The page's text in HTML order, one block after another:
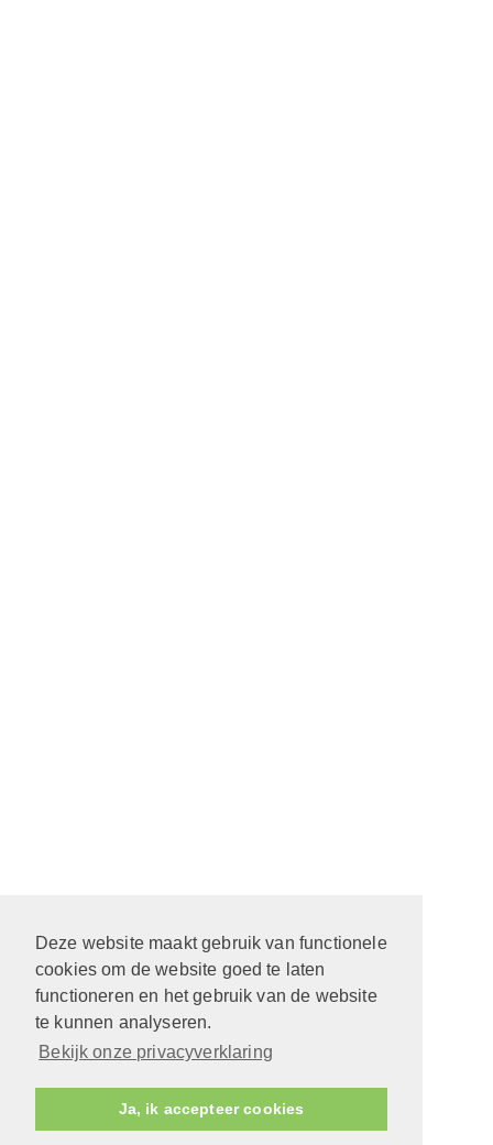
Deze website maakt gebruik van functionele
cookies om de website goed te laten
functioneren en het gebruik van de website
te kunnen analyseren.
Bekijk onze privacyverklaring
Ja, ik accepteer cookies